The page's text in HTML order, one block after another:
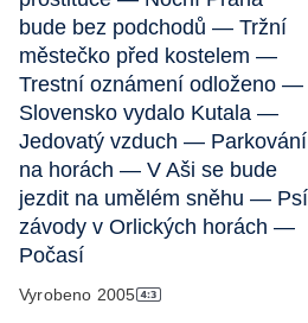
bude bez podchodů — Tržní
městečko před kostelem —
Trestní oznámení odloženo —
Slovensko vydalo Kutala —
Jedovatý vzduch — Parkování
na horách — V Aši se bude
jezdit na umělém sněhu — Psí
závody v Orlických horách —
Počasí
Vyrobeno 2005